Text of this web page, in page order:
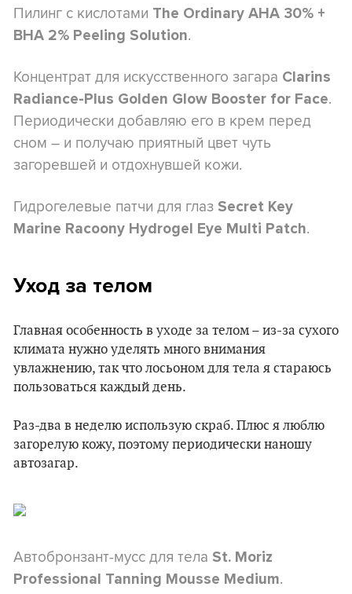
Пилинг с кислотами The Ordinary AHA 30% +
BHA 2% Peeling Solution.
Концентрат для искусственного загара Clarins
Radiance-Plus Golden Glow Booster for Face.
Периодически добавляю его в крем перед
сном – и получаю приятный цвет чуть
загоревшей и отдохнувшей кожи.
Гидрогелевые патчи для глаз Secret Key
Marine Racoony Hydrogel Eye Multi Patch.
Уход за телом
Главная особенность в уходе за телом – из-за сухого
климата нужно уделять много внимания
увлажнению, так что лосьоном для тела я стараюсь
пользоваться каждый день.
Раз-два в неделю использую скраб. Плюс я люблю
загорелую кожу, поэтому периодически наношу
автозагар.
Автобронзант-мусс для тела St. Moriz
Professional Tanning Mousse Medium.